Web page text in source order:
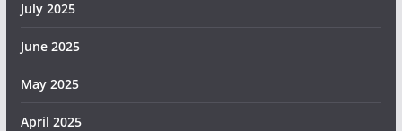
July 2025
June 2025
May 2025
April 2025